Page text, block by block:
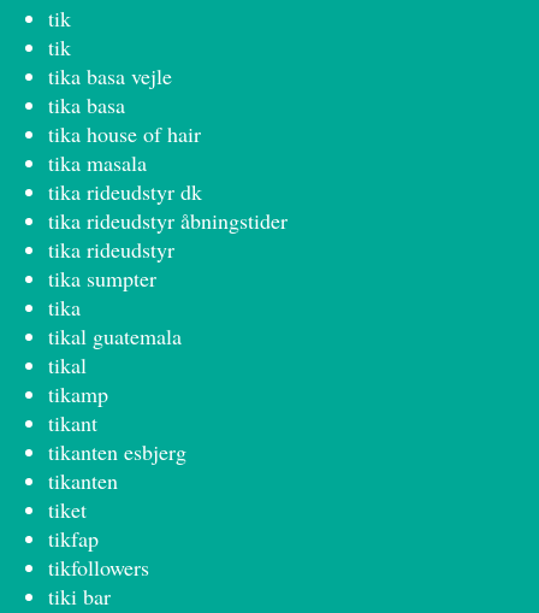
tik
tik
tika basa vejle
tika basa
tika house of hair
tika masala
tika rideudstyr dk
tika rideudstyr åbningstider
tika rideudstyr
tika sumpter
tika
tikal guatemala
tikal
tikamp
tikant
tikanten esbjerg
tikanten
tiket
tikfap
tikfollowers
tiki bar